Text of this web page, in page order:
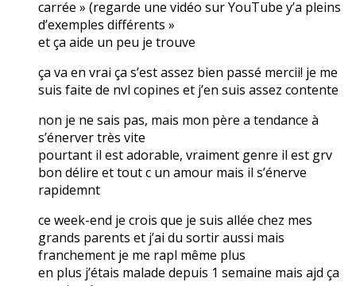
carrée » (regarde une vidéo sur YouTube y’a pleins
d’exemples différents »
et ça aide un peu je trouve
ça va en vrai ça s’est assez bien passé mercii! je me
suis faite de nvl copines et j’en suis assez contente
non je ne sais pas, mais mon père a tendance à
s’énerver très vite
pourtant il est adorable, vraiment genre il est grv
bon délire et tout c un amour mais il s’énerve
rapidemnt
ce week-end je crois que je suis allée chez mes
grands parents et j’ai du sortir aussi mais
franchement je me rapl même plus
en plus j’étais malade depuis 1 semaine mais ajd ça